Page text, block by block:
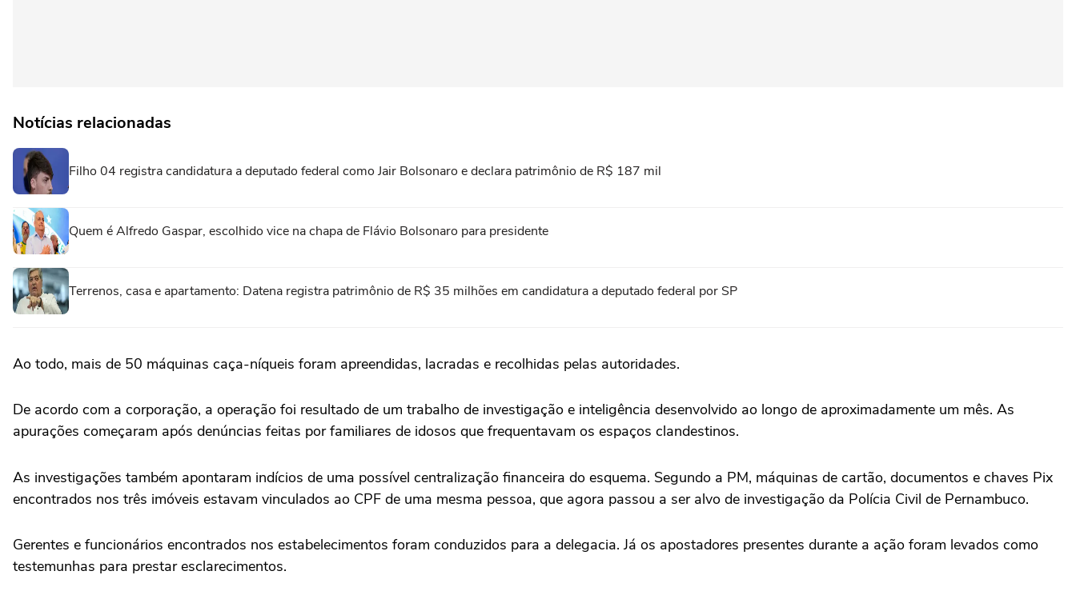
Notícias relacionadas
Filho 04 registra candidatura a deputado federal como Jair Bolsonaro e declara patrimônio de R$ 187 mil
Quem é Alfredo Gaspar, escolhido vice na chapa de Flávio Bolsonaro para presidente
Terrenos, casa e apartamento: Datena registra patrimônio de R$ 35 milhões em candidatura a deputado federal por SP
Ao todo, mais de 50 máquinas caça-níqueis foram apreendidas, lacradas e recolhidas pelas autoridades.
De acordo com a corporação, a operação foi resultado de um trabalho de investigação e inteligência desenvolvido ao longo de aproximadamente um mês. As
apurações começaram após denúncias feitas por familiares de idosos que frequentavam os espaços clandestinos.
As investigações também apontaram indícios de uma possível centralização financeira do esquema. Segundo a PM, máquinas de cartão, documentos e chaves Pix
encontrados nos três imóveis estavam vinculados ao CPF de uma mesma pessoa, que agora passou a ser alvo de investigação da Polícia Civil de Pernambuco.
Gerentes e funcionários encontrados nos estabelecimentos foram conduzidos para a delegacia. Já os apostadores presentes durante a ação foram levados como
testemunhas para prestar esclarecimentos.